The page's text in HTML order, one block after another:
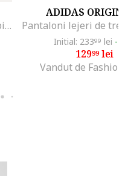
Set de tricouri regular fit - 2 piese, Alb/Albastru inchis
ADIDAS
Initial: 23399 lei -
12999lei
Vandut de Fashion